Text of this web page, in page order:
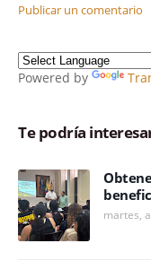
Publicar un comentario
Powered by
Te podría
martes,